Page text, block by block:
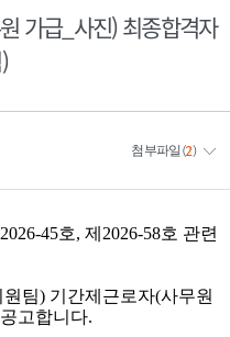
가급_사진) 최종합격자
첨부파일 (2)